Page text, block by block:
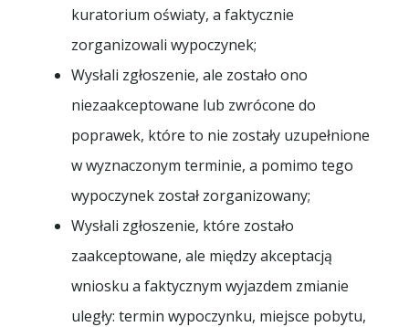
kuratorium oświaty, a faktycznie
zorganizowali wypoczynek;
Wysłali zgłoszenie, ale zostało ono
niezaakceptowane lub zwrócone do
poprawek, które to nie zostały uzupełnione
w wyznaczonym terminie, a pomimo tego
wypoczynek został zorganizowany;
Wysłali zgłoszenie, które zostało
zaakceptowane, ale między akceptacją
wniosku a faktycznym wyjazdem zmianie
uległy: termin wypoczynku, miejsce pobytu,